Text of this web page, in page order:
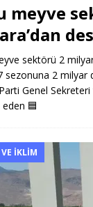
meyve
sektörü 2
sezonuna 2
Genel
🟦
VE İKLIM